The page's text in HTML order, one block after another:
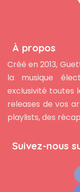
À propos
Créé en 2013,
la musique
exclusivité toutes
releases de vos
playlists, des
Suivez-nous